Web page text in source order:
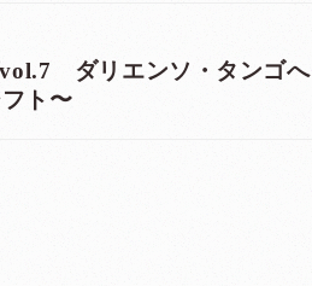
vol.7 ダリエンソ・タンゴへ
シフト〜